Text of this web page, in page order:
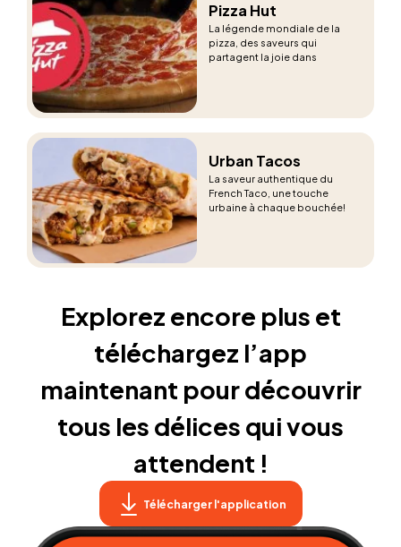
Pizza Hut
La légende mondiale de la
pizza, des saveurs qui
partagent la joie dans
Urban Tacos
La saveur authentique du
French Taco, une touche
urbaine à chaque bouchée!
Explorez encore plus et
téléchargez l’app
maintenant pour découvrir
tous les délices qui vous
attendent !
Télécharger l'application